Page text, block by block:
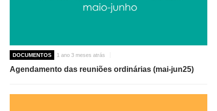
DOCUMENTOS 1 ano 3 meses atrás
Agendamento das reuniões ordinárias (mai-jun25)